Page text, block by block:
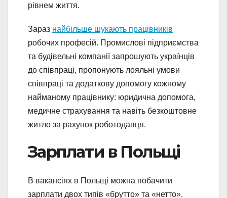
рівнем життя.
Зараз найбільше шукають працівників
робочих професій. Промислові підприємства
та будівельні компанії запрошують українців
до співпраці, пропонують лояльні умови
співпраці та додаткову допомогу кожному
найманому працівнику: юридична допомога,
медичне страхування та навіть безкоштовне
житло за рахунок роботодавця.
Зарплати в Польщі
В вакансіях в Польщі можна побачити
зарплати двох типів «брутто» та «нетто».